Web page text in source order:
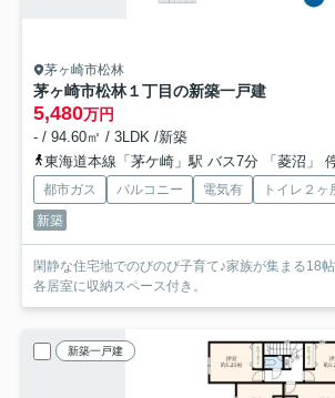
茅ヶ崎市松林
茅ヶ崎市松林１丁目の新築一戸建
5,480万円
- / 94.60㎡ / 3LDK /新築
東海道本線「茅ケ崎」駅 バス7分 「菱沼」
都市ガス バルコニー 電気有 トイレ２ヶ
新築
閑静な住宅地でのびのび子育て♪家族が集まる18
各居室に収納スペース付き。
新築一戸建